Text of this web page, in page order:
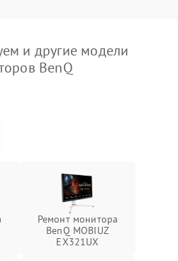
и другие модели
BenQ
Ремонт монитора
BenQ MOBIUZ
EX321UX